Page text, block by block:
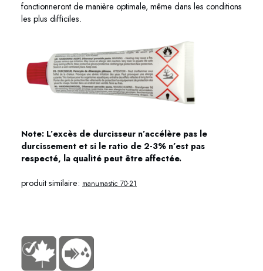
fonctionneront de manière optimale, même dans les conditions
les plus difficiles.
Note: L’excès de durcisseur n’accélère pas le
durcissement et si le ratio de 2-3% n’est pas
respecté, la qualité peut être affectée.
produit similaire: manumastic 70-21